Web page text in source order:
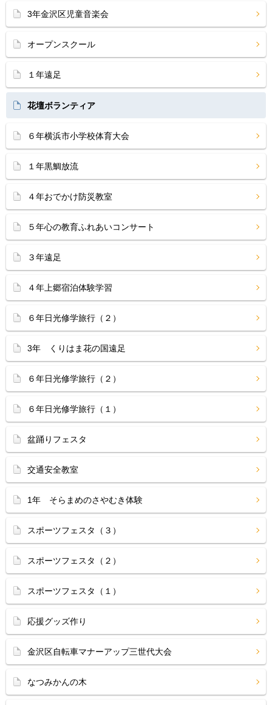
3年金沢区児童音楽会
オープンスクール
１年遠足
花壇ボランティア
６年横浜市小学校体育大会
１年黒鯛放流
４年おでかけ防災教室
５年心の教育ふれあいコンサート
３年遠足
４年上郷宿泊体験学習
６年日光修学旅行（２）
3年 くりはま花の国遠足
６年日光修学旅行（２）
６年日光修学旅行（１）
盆踊りフェスタ
交通安全教室
1年 そらまめのさやむき体験
スポーツフェスタ（３）
スポーツフェスタ（２）
スポーツフェスタ（１）
応援グッズ作り
金沢区自転車マナーアップ三世代大会
なつみかんの木